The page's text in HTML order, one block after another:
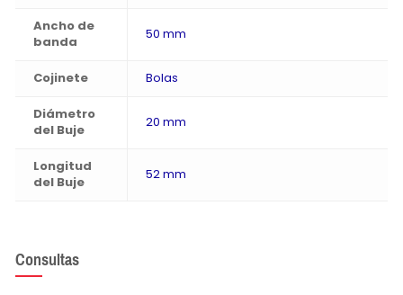
Ancho de
banda
50 mm
Cojinete Bolas
Diámetro
del Buje
20 mm
Longitud
del Buje
52 mm
Consultas